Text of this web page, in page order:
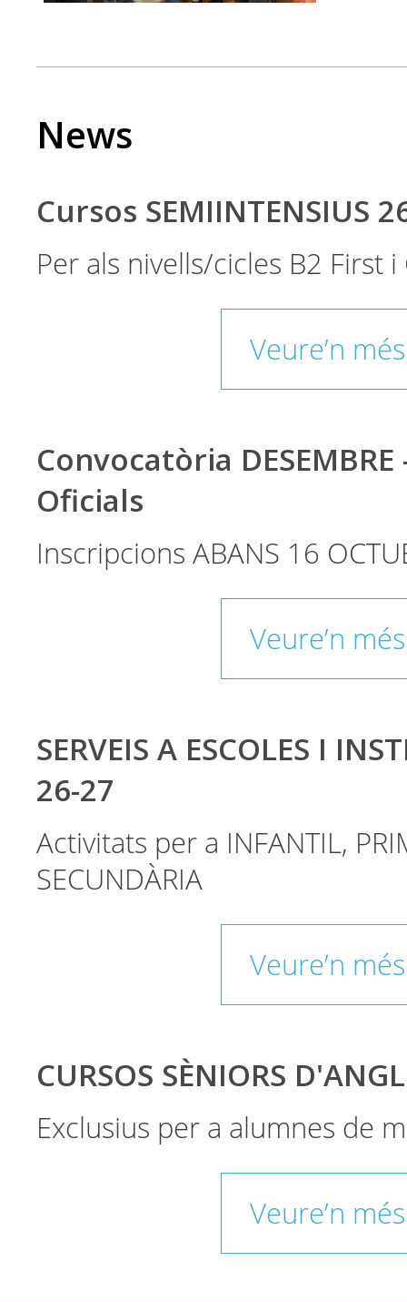
News
Cursos SEMIINTENSIUS
Per als nivells/cicles B2 First
Veure’n més
Convocatòria
Oficials
Inscripcions ABANS 16
Veure’n més
SERVEIS A ESCOLES I
26-27
Activitats per a INFANTIL,
SECUNDÀRIA
Veure’n més
CURSOS SÈNIORS
Exclusius per a alumnes de
Veure’n més